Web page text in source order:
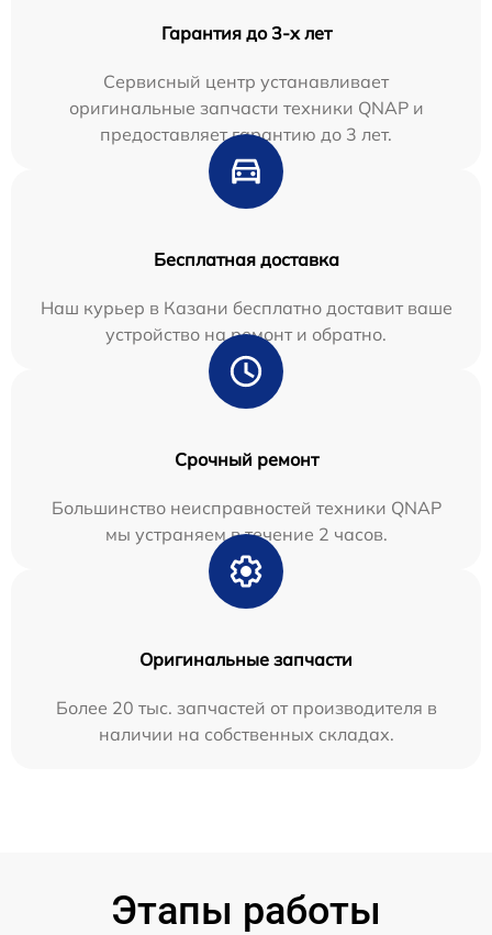
Гарантия до 3-х лет
Сервисный центр устанавливает
оригинальные запчасти техники QNAP и
предоставляет гарантию до 3 лет.
Бесплатная доставка
Наш курьер в Казани бесплатно доставит ваше
устройство на ремонт и обратно.
Срочный ремонт
Большинство неисправностей техники QNAP
мы устраняем в течение 2 часов.
Оригинальные запчасти
Более 20 тыс. запчастей от производителя в
наличии на собственных складах.
Этапы работы